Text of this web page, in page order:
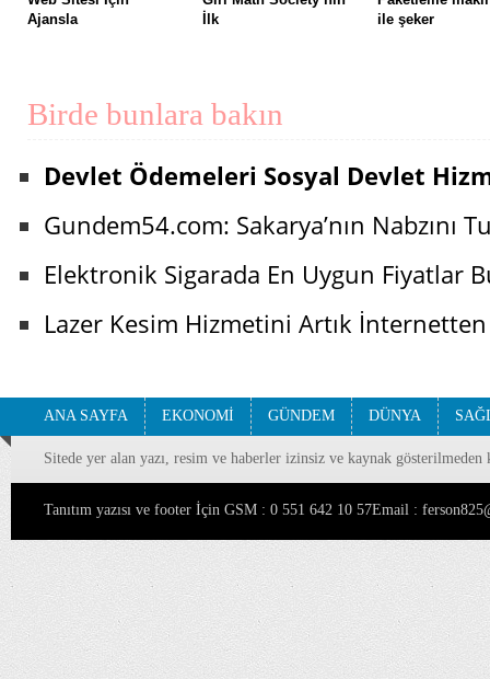
Ajansla
İlk
ile şeker
Birde bunlara bakın
Devlet Ödemeleri Sosyal Devlet
Gundem54.com: Sakarya’nın Nabzını
Elektronik Sigarada En Uygun Fiyatlar
Lazer Kesim Hizmetini Artık
ANA SAYFA EKONOMİ GÜNDEM DÜNYA
Sitede yer alan yazı, resim ve haberler izinsiz ve kaynak gösterilmeden
Tanıtım yazısı ve footer İçin GSM : 0 551 642 10 57Email :